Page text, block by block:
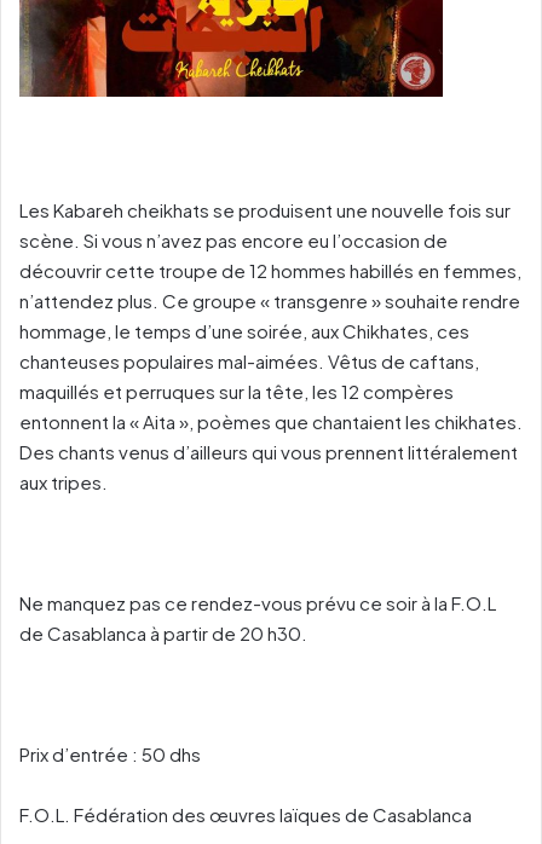
Les Kabareh cheikhats se produisent une nouvelle fois sur
scène. Si vous n’avez pas encore eu l’occasion de
découvrir cette troupe de 12 hommes habillés en femmes,
n’attendez plus. Ce groupe « transgenre » souhaite rendre
hommage, le temps d’une soirée, aux Chikhates, ces
chanteuses populaires mal-aimées. Vêtus de caftans,
maquillés et perruques sur la tête, les 12 compères
entonnent la « Aita », poèmes que chantaient les chikhates.
Des chants venus d’ailleurs qui vous prennent littéralement
aux tripes.
Ne manquez pas ce rendez-vous prévu ce soir à la F.O.L
de Casablanca à partir de 20 h30.
Prix d’entrée : 50 dhs
F.O.L. Fédération des œuvres laïques de Casablanca